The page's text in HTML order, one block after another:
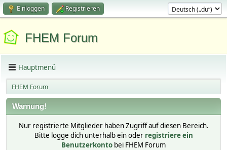
Einloggen Registrieren
FHEM Forum
Hauptmenü
FHEM Forum
Warnung!
Nur registrierte Mitglieder haben Zugriff auf diesen Bereich.
Bitte logge dich unterhalb ein oder registriere ein
Benutzerkonto bei FHEM Forum